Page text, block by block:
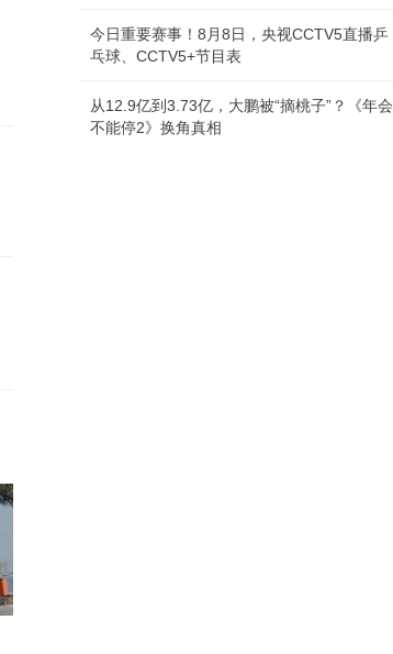
今日重要赛事！8月8日，央视CCTV5直播乒
乓球、CCTV5+节目表
从12.9亿到3.73亿，大鹏被“摘桃子”？《年会
不能停2》换角真相